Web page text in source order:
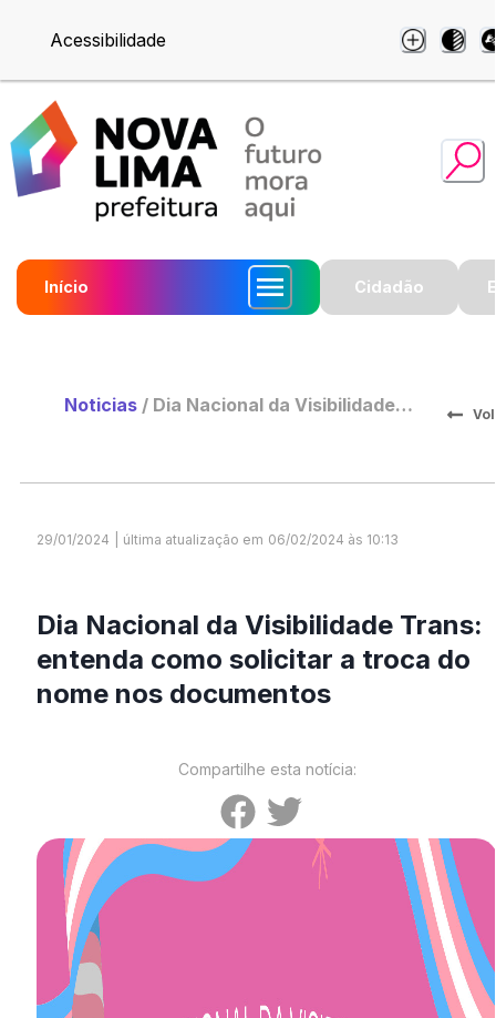
Acessibilidade
Início Cidadão
Noticias / Dia Nacional da Visibilidade
29/01/2024 última atualização em 06/02/2024 às 10:13
Dia Nacional da Visibilidade Trans:
entenda como solicitar a troca do
nome nos documentos
Compartilhe esta notícia: